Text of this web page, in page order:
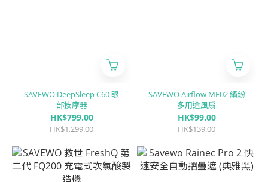
SAVEWO DeepSleep C60 眼
部按摩器
HK$799.00
HK$1,299.00
SAVEWO Airflow MF02 繽紛
多用途風扇
HK$99.00
HK$139.00